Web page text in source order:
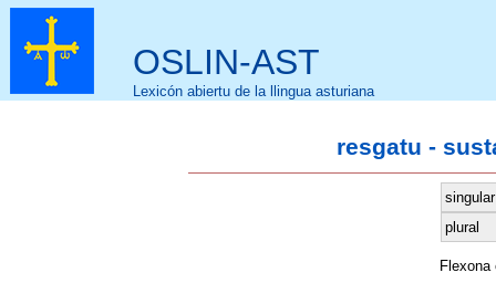
OSLIN-AST
Lexicón abiertu de la llingua asturiana
resgatu -
singular
plural